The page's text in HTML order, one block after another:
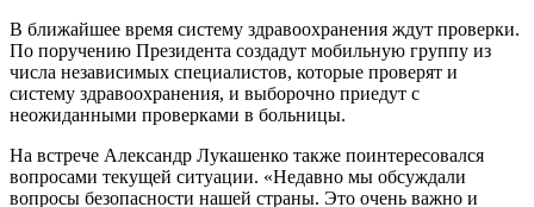
В ближайшее время систему здравоохранения ждут проверки.
По поручению Президента создадут мобильную группу из
числа независимых специалистов, которые проверят и
систему здравоохранения, и выборочно приедут с
неожиданными проверками в больницы.
На встрече Александр Лукашенко также поинтересовался
вопросами текущей ситуации. «Недавно мы обсуждали
вопросы безопасности нашей страны. Это очень важно и